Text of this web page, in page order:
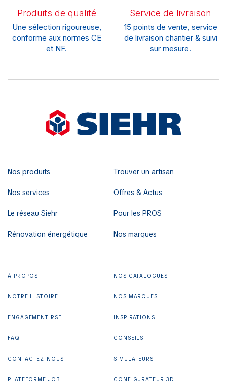
Produits de qualité
Une sélection rigoureuse,
conforme aux normes CE
et NF.
Service de livraison
15 points de vente, service
de livraison chantier & suivi
sur mesure.
Nos produits
Nos services
Le réseau Siehr
Rénovation énergétique
Trouver un artisan
Offres & Actus
Pour les PROS
Nos marques
À PROPOS
NOTRE HISTOIRE
ENGAGEMENT RSE
FAQ
CONTACTEZ-NOUS
PLATEFORME JOB
NOS CATALOGUES
NOS MARQUES
INSPIRATIONS
CONSEILS
SIMULATEURS
CONFIGURATEUR 3D